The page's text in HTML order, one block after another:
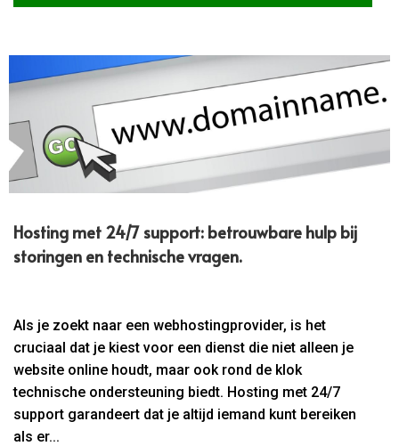
Hosting met 24/7 support: betrouwbare hulp bij
storingen en technische vragen.​
Als je zoekt naar een webhostingprovider, is het
cruciaal dat je kiest voor een dienst die niet alleen je
website online houdt, maar ook rond de klok
technische ondersteuning biedt. Hosting met 24/7
support garandeert dat je altijd iemand kunt bereiken
als er...